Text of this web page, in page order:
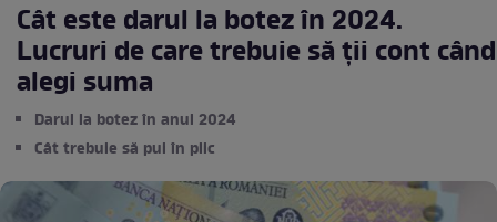
Cât este darul la botez în 2024.
Lucruri de care trebuie să ții cont când
alegi suma
Darul la botez în anul 2024
Cât trebuie să pui în plic